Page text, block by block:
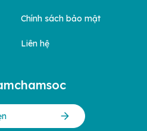
Chính sách bảo mật
Liên hệ